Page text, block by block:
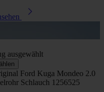
ausgewählt
Ford Kuga Mondeo 2.0
Schlauch 1256525